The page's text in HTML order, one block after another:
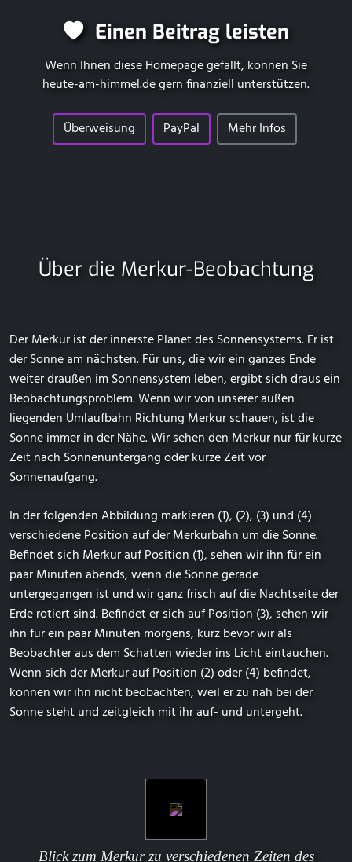
Einen Beitrag leisten
Wenn Ihnen diese Homepage gefällt, können Sie
heute-am-himmel.degern finanziell unterstützen.
Überweisung PayPal Mehr Infos
Über die Merkur-Beobachtung
Der Merkur ist der innerste Planet des Sonnensystems. Er ist
der Sonne am nächsten. Für uns, die wir ein ganzes Ende
weiter draußen im Sonnensystem leben, ergibt sich draus ein
Beobachtungsproblem. Wenn wir von unserer außen
liegenden Umlaufbahn Richtung Merkur schauen, ist die
Sonne immer in der Nähe. Wir sehen den Merkur nur für kurze
Zeit nach Sonnenuntergang oder kurze Zeit vor
Sonnenaufgang.
In der folgenden Abbildung markieren (1), (2), (3) und (4)
verschiedene Position auf der Merkurbahn um die Sonne.
Befindet sich Merkur auf Position (1), sehen wir ihn für ein
paar Minuten abends, wenn die Sonne gerade
untergegangen ist und wir ganz frisch auf die Nachtseite der
Erde rotiert sind. Befindet er sich auf Position (3), sehen wir
ihn für ein paar Minuten morgens, kurz bevor wir als
Beobachter aus dem Schatten wieder ins Licht eintauchen.
Wenn sich der Merkur auf Position (2) oder (4) befindet,
können wir ihn nicht beobachten, weil er zu nah bei der
Sonne steht und zeitgleich mit ihr auf- und untergeht.
Blick zum Merkur zu verschiedenen Zeiten des